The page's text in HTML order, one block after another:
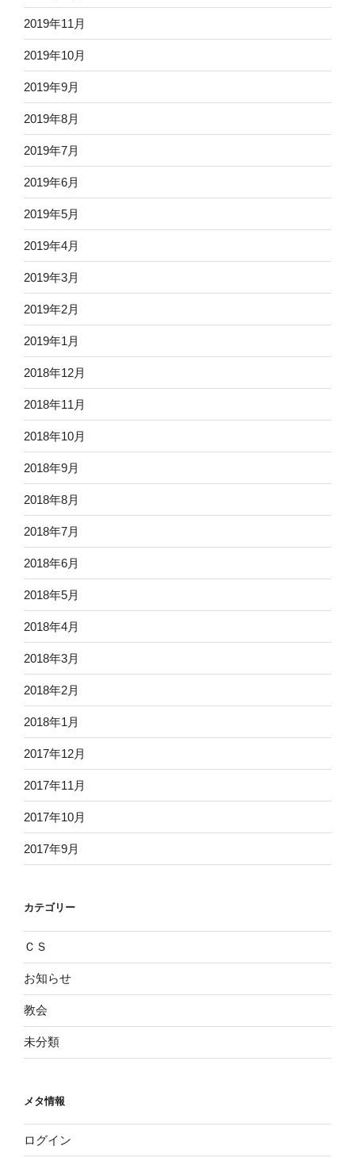
2019年11月
2019年10月
2019年9月
2019年8月
2019年7月
2019年6月
2019年5月
2019年4月
2019年3月
2019年2月
2019年1月
2018年12月
2018年11月
2018年10月
2018年9月
2018年8月
2018年7月
2018年6月
2018年5月
2018年4月
2018年3月
2018年2月
2018年1月
2017年12月
2017年11月
2017年10月
2017年9月
カテゴリー
ＣＳ
お知らせ
教会
未分類
メタ情報
ログイン